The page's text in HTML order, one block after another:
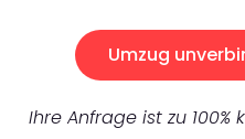
Umzug
Ihre Anfrage ist zu